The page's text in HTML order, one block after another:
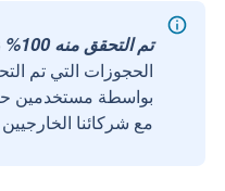
تم التحقق منه 100%
الحجوزات التي تم
مع شركائنا